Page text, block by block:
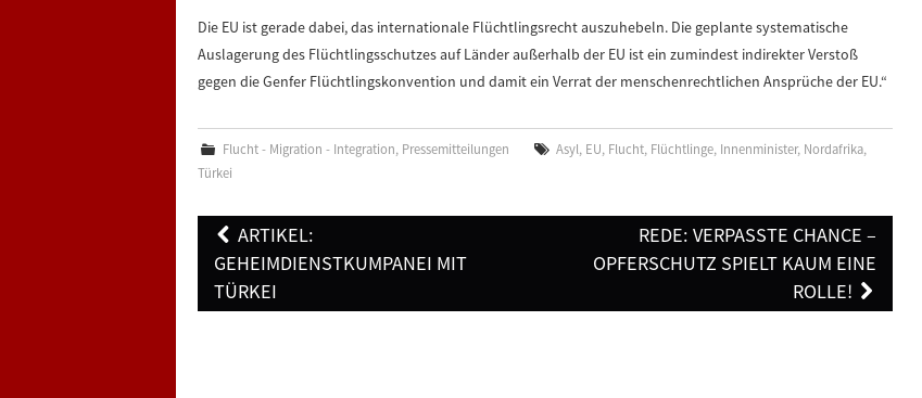
Die EU ist gerade dabei, das internationale Flüchtlingsrecht auszuhebeln. Die geplante systematische
Auslagerung des Flüchtlingsschutzes auf Länder außerhalb der EU ist ein zumindest indirekter Verstoß
gegen die Genfer Flüchtlingskonvention und damit ein Verrat der menschenrechtlichen Ansprüche der EU.“
Flucht - Migration - Integration, Pressemitteilungen Asyl, EU, Flucht, Flüchtlinge, Innenminister, Nordafrika,
Türkei
Post
navigation
ARTIKEL:
GEHEIMDIENSTKUMPANEI MIT
TÜRKEI
REDE: VERPASSTE CHANCE –
OPFERSCHUTZ SPIELT KAUM EINE
ROLLE!